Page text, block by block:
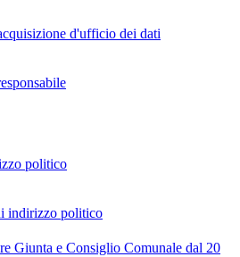
d'ufficio dei dati
politico
indirizzo politico
Giunta e Consiglio Comunale dal 20